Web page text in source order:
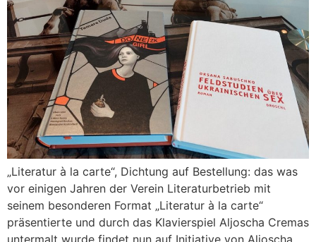
„Literatur à la carte“, Dichtung auf Bestellung: das was
vor einigen Jahren der Verein Literaturbetrieb mit
seinem besonderen Format „Literatur à la carte“
präsentierte und durch das Klavierspiel Aljoscha Cremas
untermalt wurde findet nun auf Initiative von Aljoscha